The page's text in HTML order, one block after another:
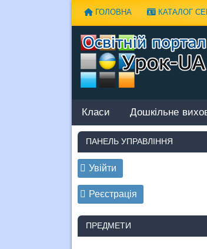
ГОЛОВНА КАТАЛОГ
Класи Дошкільне
ПАНЕЛЬ УПРАВЛІННЯ
Увійти
Реєстрація
ПРЕДМЕТИ